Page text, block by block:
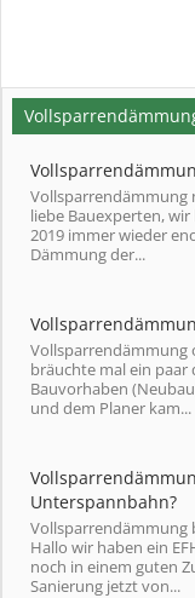
Vollsparrendämmung
liebe Bauexperten,
2019 immer wieder
Dämmung der...
Vollsparrendämmung
bräuchte mal ein
Bauvorhaben
und dem Planer kam...
Unterspannbahn?
Vollsparrendämmung
Hallo wir haben ein
noch in einem guten
Sanierung jetzt von...